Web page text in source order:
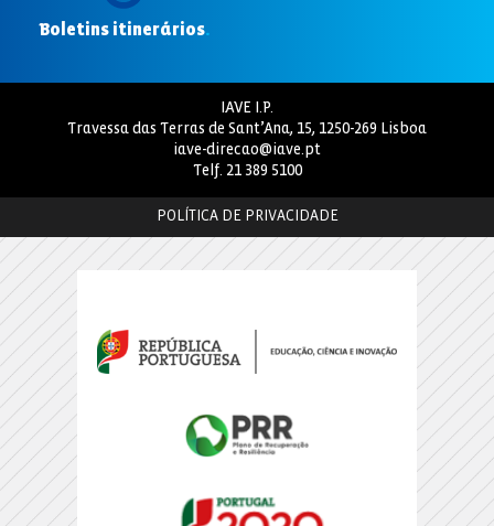
Boletins itinerários.
IAVE I.P.
Travessa das Terras de Sant’Ana, 15, 1250-269 Lisboa
iave-direcao@iave.pt
Telf. 21 389 5100
POLÍTICA DE PRIVACIDADE